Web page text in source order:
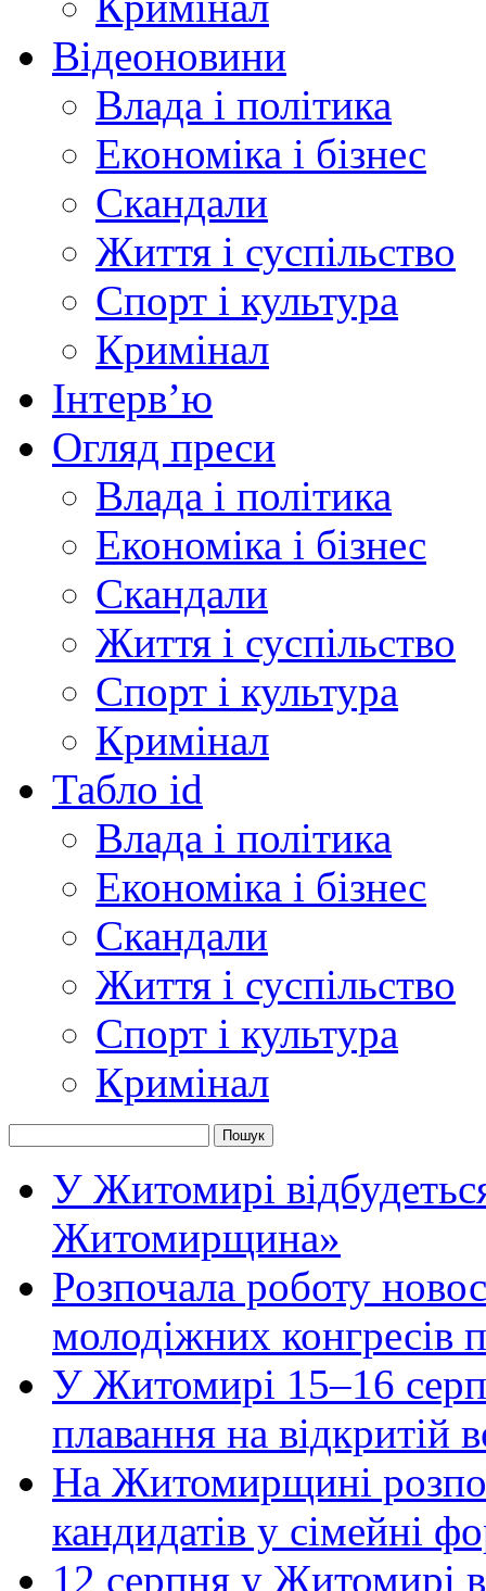
Відеоновини
Влада і політика
Економіка і бізнес
Скандали
Життя і суспільство
Спорт і культура
Кримінал
Інтерв’ю
Огляд преси
Влада і політика
Економіка і бізнес
Скандали
Життя і суспільство
Спорт і культура
Кримінал
Табло id
Влада і політика
Економіка і бізнес
Скандали
Життя і суспільство
Спорт і культура
Кримінал
У Житомирі
Житомирщина»
Розпочала роботу
молодіжних конгресів
У Житомирі 15–16
плавання на відкритій
На Житомирщині
кандидатів у сімейні
12 серпня у Житомирі